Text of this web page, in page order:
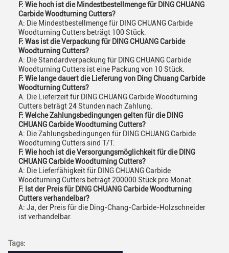
F: Wie hoch ist die Mindestbestellmenge für DING CHUANG
Carbide Woodturning Cutters?
A: Die Mindestbestellmenge für DING CHUANG Carbide
Woodturning Cutters beträgt 100 Stück.
F: Was ist die Verpackung für DING CHUANG Carbide
Woodturning Cutters?
A: Die Standardverpackung für DING CHUANG Carbide
Woodturning Cutters ist eine Packung von 10 Stück.
F: Wie lange dauert die Lieferung von Ding Chuang Carbide
Woodturning Cutters?
A: Die Lieferzeit für DING CHUANG Carbide Woodturning
Cutters beträgt 24 Stunden nach Zahlung.
F: Welche Zahlungsbedingungen gelten für die DING
CHUANG Carbide Woodturning Cutters?
A: Die Zahlungsbedingungen für DING CHUANG Carbide
Woodturning Cutters sind T/T.
F: Wie hoch ist die Versorgungsmöglichkeit für die DING
CHUANG Carbide Woodturning Cutters?
A: Die Lieferfähigkeit für DING CHUANG Carbide
Woodturning Cutters beträgt 200000 Stück pro Monat.
F: Ist der Preis für DING CHUANG Carbide Woodturning
Cutters verhandelbar?
A: Ja, der Preis für die Ding-Chang-Carbide-Holzschneider
ist verhandelbar.
Tags: